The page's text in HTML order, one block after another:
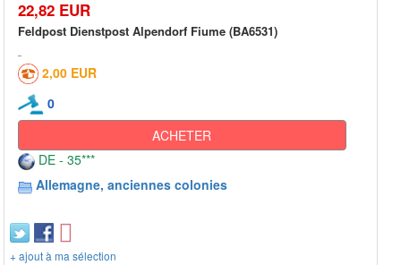
22,82 EUR
Feldpost Dienstpost Alpendorf Fiume (BA6531)
2,00 EUR
0
ACHETER
DE - 35***
Allemagne, anciennes colonies
+ ajout à ma sélection